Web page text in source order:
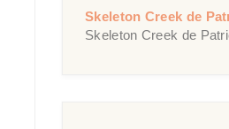
Skeleton Creek de
Skeleton Creek de